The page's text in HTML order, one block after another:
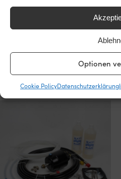
Optionen
Cookie PolicyDatenschutzerklärung
Hydrodrive Second Station Kit
Steuerradpumpe + Öl +
Anschlüsse
799,99€
MwSt. inkl.